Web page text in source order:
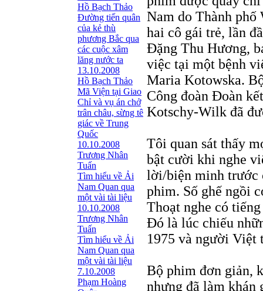
Hồ Bạch Thảo
Ðường tiến quân
của kẻ thù
phương Bắc qua
các cuộc xâm
lăng nước ta
13.10.2008
Hồ Bạch Thảo
Mã Viện tại Giao
Chỉ và vụ án chở
trân châu, sừng tê
giác về Trung
Quốc
10.10.2008
Trương Nhân
Tuấn
Tìm hiểu về Ải
Nam Quan qua
một vài tài liệu
10.10.2008
Trương Nhân
Tuấn
Tìm hiểu về Ải
Nam Quan qua
một vài tài liệu
7.10.2008
Phạm Hoàng
Nam do Thành
hai cô gái trẻ, lần
Đặng Thu Hương,
việc tại một bệnh
Maria Kotowska.
Công đoàn Đoàn
Kotschy-Wilk đã
Tôi quan sát thấy
bật cười khi nghe
lời/biện minh trước
phim. Số ghế ngồi
Thoạt nghe có
Đó là lúc chiếu
1975 và người
Bộ phim đơn giản,
nhưng đã làm khán